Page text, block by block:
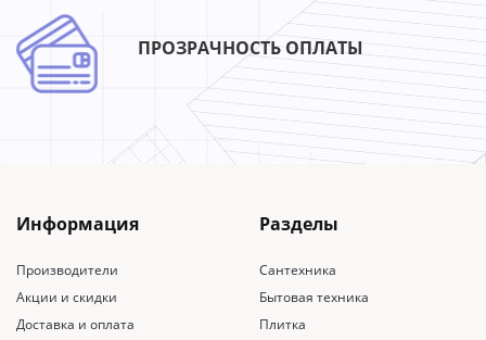
ПРОЗРАЧНОСТЬ ОПЛАТЫ
Информация
Производители
Акции и скидки
Доставка и оплата
Разделы
Сантехника
Бытовая техника
Плитка